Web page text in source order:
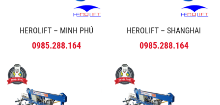
HEROLIFT – MINH PHÚ
0985.288.164
HEROLIFT – SHANGHAI
0985.288.164